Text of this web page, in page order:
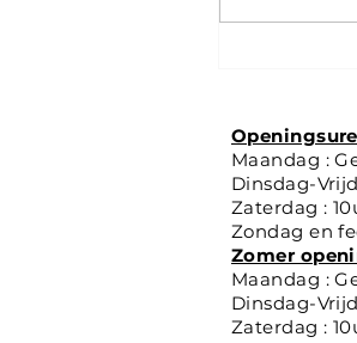
Maandag :
Dinsdag-
Zaterdag :
Zondag en
Zomer
Maandag :
Dinsdag-
Zaterdag :